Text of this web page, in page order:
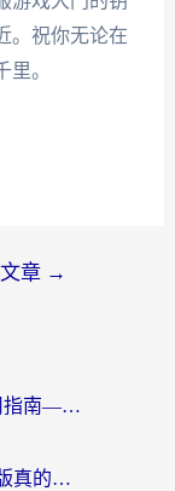
。祝你无论在
。
章 →
海外党别再踩坑！vpn翻回国实用指南——选对加速器，国内资源无缝用
海外党别踩坑！免费加速器破解版真的能用？教你无缝访问国内资源的正确姿势